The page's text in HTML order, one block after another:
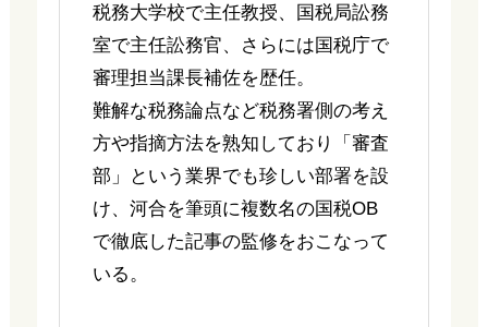
税務大学校で主任教授、国税局訟務
室で主任訟務官、さらには国税庁で
審理担当課長補佐を歴任。
難解な税務論点など税務署側の考え
方や指摘方法を熟知しており「審査
部」という業界でも珍しい部署を設
け、河合を筆頭に複数名の国税OB
で徹底した記事の監修をおこなって
いる。